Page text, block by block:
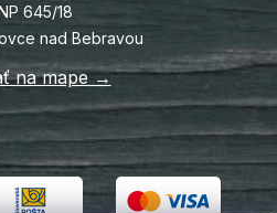
645/18
nad Bebravou
na mape →